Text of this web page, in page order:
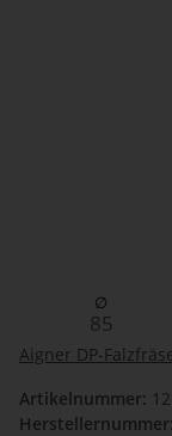
∅
85
Aigner DP-
Artikelnummer:
Herstellernummer: